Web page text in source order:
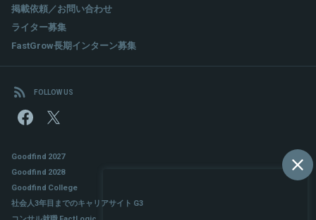
掲載依頼／お問い合わせ
ライター募集
FastGrow長期インターン募集
FOLLOW US
Goodfind 2027
Goodfind 2028
Goodfind College
社会人3年目までのキャリアサイト G3